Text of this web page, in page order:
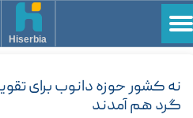
حساب کاربری من
سفارشات
Hiserbia
نه کشور حوزه دانوب برای
گرد هم آمدند